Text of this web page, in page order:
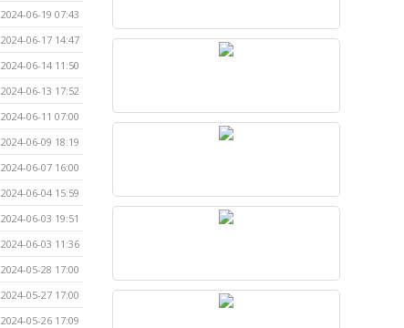
2024-06-19 07:43
2024-06-17 14:47
2024-06-14 11:50
2024-06-13 17:52
2024-06-11 07:00
2024-06-09 18:19
2024-06-07 16:00
2024-06-04 15:59
2024-06-03 19:51
2024-06-03 11:36
2024-05-28 17:00
2024-05-27 17:00
2024-05-26 17:09